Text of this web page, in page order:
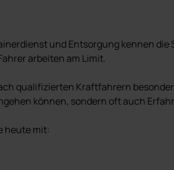
und Entsorgung kennen
arbeiten am Limit.
qualifizierten Kraftfahrern
können, sondern oft auch
heute mit: